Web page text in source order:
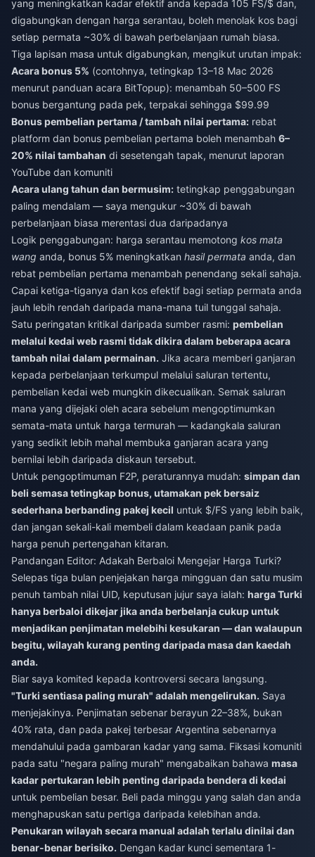
yang meningkatkan kadar efektif anda kepada 105 FS/$ dan,
digabungkan dengan harga serantau, boleh menolak kos bagi
setiap permata ~30% di bawah perbelanjaan rumah biasa.
Tiga lapisan masa untuk digabungkan, mengikut urutan impak:
Acara bonus 5% (contohnya, tetingkap 13–18 Mac 2026
menurut panduan acara BitTopup): menambah 50–500 FS
bonus bergantung pada pek, terpakai sehingga $99.99
Bonus pembelian pertama / tambah nilai pertama: rebat
platform dan bonus pembelian pertama boleh menambah 6–
20% nilai tambahan di sesetengah tapak, menurut laporan
YouTube dan komuniti
Acara ulang tahun dan bermusim: tetingkap penggabungan
paling mendalam — saya mengukur ~30% di bawah
perbelanjaan biasa merentasi dua daripadanya
Logik penggabungan: harga serantau memotong kos mata
wang anda, bonus 5% meningkatkan hasil permata anda, dan
rebat pembelian pertama menambah penendang sekali sahaja.
Capai ketiga-tiganya dan kos efektif bagi setiap permata anda
jauh lebih rendah daripada mana-mana tuil tunggal sahaja.
Satu peringatan kritikal daripada sumber rasmi: pembelian
melalui kedai web rasmi tidak dikira dalam beberapa acara
tambah nilai dalam permainan. Jika acara memberi ganjaran
kepada perbelanjaan terkumpul melalui saluran tertentu,
pembelian kedai web mungkin dikecualikan. Semak saluran
mana yang dijejaki oleh acara sebelum mengoptimumkan
semata-mata untuk harga termurah — kadangkala saluran
yang sedikit lebih mahal membuka ganjaran acara yang
bernilai lebih daripada diskaun tersebut.
Untuk pengoptimuman F2P, peraturannya mudah: simpan dan
beli semasa tetingkap bonus, utamakan pek bersaiz
sederhana berbanding pakej kecil untuk $/FS yang lebih baik,
dan jangan sekali-kali membeli dalam keadaan panik pada
harga penuh pertengahan kitaran.
Pandangan Editor: Adakah Berbaloi Mengejar Harga Turki?
Selepas tiga bulan penjejakan harga mingguan dan satu musim
penuh tambah nilai UID, keputusan jujur saya ialah: harga Turki
hanya berbaloi dikejar jika anda berbelanja cukup untuk
menjadikan penjimatan melebihi kesukaran — dan walaupun
begitu, wilayah kurang penting daripada masa dan kaedah
anda.
Biar saya komited kepada kontroversi secara langsung.
"Turki sentiasa paling murah" adalah mengelirukan. Saya
menjejakinya. Penjimatan sebenar berayun 22–38%, bukan
40% rata, dan pada pakej terbesar Argentina sebenarnya
mendahului pada gambaran kadar yang sama. Fiksasi komuniti
pada satu "negara paling murah" mengabaikan bahawa masa
kadar pertukaran lebih penting daripada bendera di kedai
untuk pembelian besar. Beli pada minggu yang salah dan anda
menghapuskan satu pertiga daripada kelebihan anda.
Penukaran wilayah secara manual adalah terlalu dinilai dan
benar-benar berisiko. Dengan kadar kunci sementara 1-